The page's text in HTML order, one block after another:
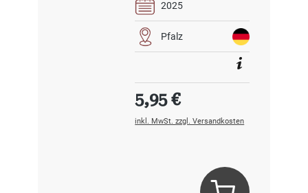
2025
Pfalz
Regulärer Preis:
5,95 €
inkl. MwSt. zzgl. Versandkosten